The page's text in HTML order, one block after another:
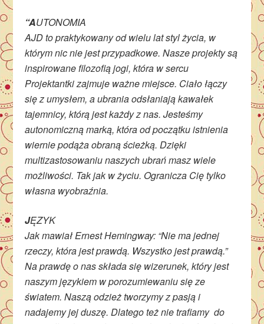
“AUTONOMIA
AJD to praktykowany od wielu lat styl życia, w
którym nic nie jest przypadkowe. Nasze projekty są
inspirowane filozofią jogi, która w sercu
Projektantki zajmuje ważne miejsce. Ciało łączy
się z umysłem, a ubrania odsłaniają kawałek
tajemnicy, którą jest każdy z nas. Jesteśmy
autonomiczną marką, która od początku istnienia
wiernie podąża obraną ścieżką. Dzięki
multizastosowaniu naszych ubrań masz wiele
możliwości. Tak jak w życiu. Ogranicza Cię tylko
własna wyobraźnia.
JĘZYK
Jak mawiał Ernest Hemingway: “Nie ma jednej
rzeczy, która jest prawdą. Wszystko jest prawdą.”
Na prawdę o nas składa się wizerunek, który jest
naszym językiem w porozumiewaniu się ze
światem. Naszą odzież tworzymy z pasją i
nadajemy jej duszę. Dlatego też nie trafiamy do